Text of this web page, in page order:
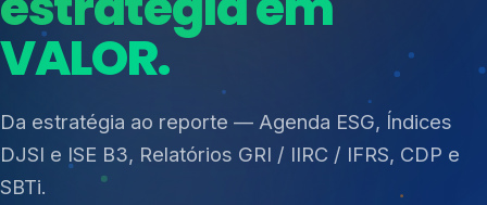
Consultoria, auditoria e treinamentos em ISO 27001,
ISO 27701, ISO 42001, ISO 37001, ISO 9001, ISO
14001, ISO 45001, ONA e PNQ — Gestão de
resíduos sólidos (PGRS/PMGRS).
Mudanças Climáticas
Reputação e Cadeia
Reporte Regulatório